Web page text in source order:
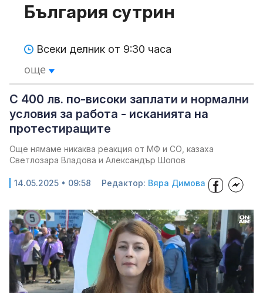
България сутрин
Всеки делник от 9:30 часа
още
С 400 лв. по-високи заплати и нормални
условия за работа - исканията на
протестиращите
Още нямаме никаква реакция от МФ и СО, казаха
Светлозара Владова и Александър Шопов
14.05.2025 • 09:58 Редактор: Вяра Димова